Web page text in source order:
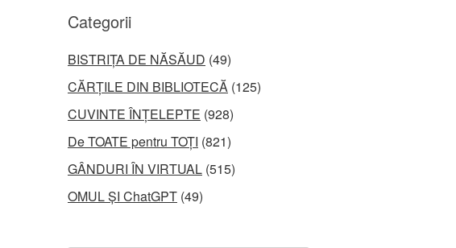
Categorii
BISTRIȚA DE NĂSĂUD (49)
CĂRȚILE DIN BIBLIOTECĂ (125)
CUVINTE ÎNȚELEPTE (928)
De TOATE pentru TOȚI (821)
GÂNDURI ÎN VIRTUAL (515)
OMUL ȘI ChatGPT (49)